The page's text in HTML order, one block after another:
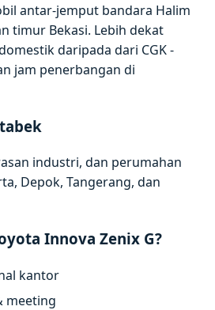
antar-jemput bandara Halim
timur Bekasi. Lebih dekat
daripada dari CGK -
jam penerbangan di
industri, dan perumahan
Depok, Tangerang, dan
Innova Zenix G?
kantor
meeting